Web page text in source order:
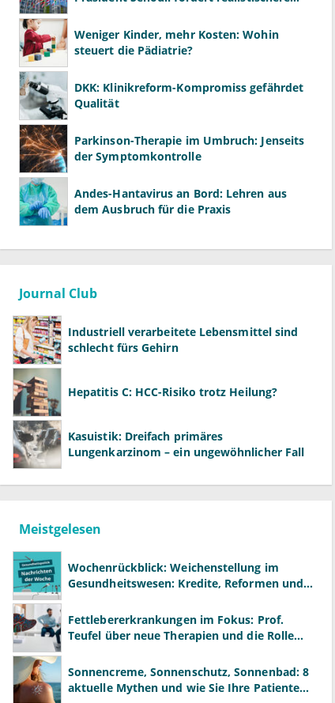
Weniger Kinder, mehr Kosten: Wohin
steuert die Pädiatrie?
DKK: Klinikreform-Kompromiss gefährdet
Qualität
Parkinson-Therapie im Umbruch: Jenseits
der Symptomkontrolle
Andes-Hantavirus an Bord: Lehren aus
dem Ausbruch für die Praxis
Journal Club
Industriell verarbeitete Lebensmittel sind
schlecht fürs Gehirn
Hepatitis C: HCC-Risiko trotz Heilung?
Kasuistik: Dreifach primäres
Lungenkarzinom – ein ungewöhnlicher Fall
Meistgelesen
Wochenrückblick: Weichenstellung im
Gesundheitswesen: Kredite, Reformen und
Fettlebererkrankungen im Fokus: Prof.
Teufel über neue Therapien und die Rolle
Sonnencreme, Sonnenschutz, Sonnenbad: 8
aktuelle Mythen und wie Sie Ihre Patienten